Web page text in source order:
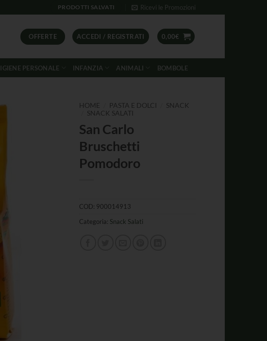
PRODOTTI SALVATI Ricevi le Promozioni
OFFERTE ACCEDI / REGISTRATI 0,00€
IGIENE PERSONALE INFANZIA ANIMALI BOMBOLE
HOME PASTA E DOLCI SNACK
SNACK SALATI
San Carlo
Bruschetti
Pomodoro
COD: 900014913
Categoria: Snack Salati